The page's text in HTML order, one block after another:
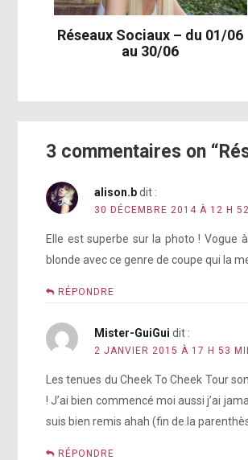
http://usm.ag/1zrP7Wg [photo]
[photo]
http://instagram.com/p/
Réseaux Sociaux – du 01/06
au 30/06
3 commentaires on
alison.bdit :
30 DÉCEMBRE 2014 À 12 H
Elle est superbe sur la photo ! Vogue
blonde avec ce genre de coupe qui la
RÉPONDRE
Mister-GuiGui dit :
2 JANVIER 2015 À 17 H 53
Les tenues du Cheek To Cheek Tour
! J’ai bien commencé moi aussi j’ai
suis bien remis ahah (fin de.la
RÉPONDRE